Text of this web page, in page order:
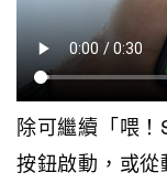
除可繼續「喂
按鈕啟動，或